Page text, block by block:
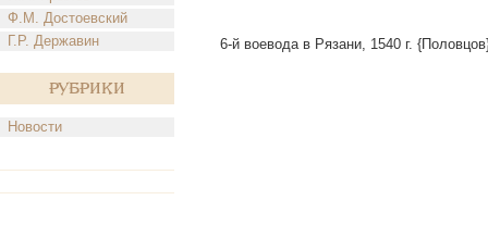
Ф.М. Достоевский
Г.Р. Державин
Рубрики
Новости
6-й воевода в Рязани, 1540 г.